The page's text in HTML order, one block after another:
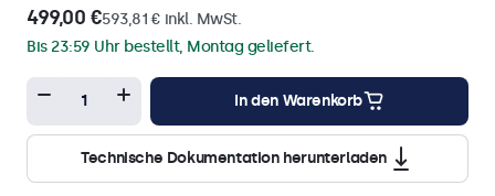
499,00 €593,81 € inkl. MwSt.
Bis 23:59 Uhr bestellt, Montag geliefert.
In den Warenkorb
Technische Dokumentation herunterladen